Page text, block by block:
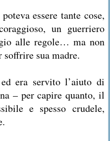
essere tante cose,
un guerriero
alle regole… ma non
soffrire sua madre.
era servito l’aiuto di
– per capire quanto, il
e spesso crudele,